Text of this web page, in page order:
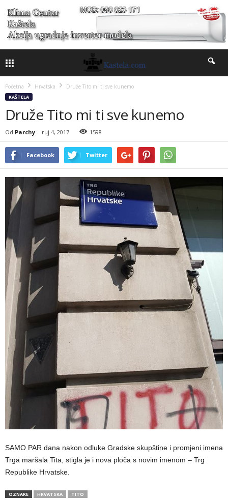
Početna Hrvatska Druže Tito mi ti sve kunemo
KAŠTELA
Druže Tito mi ti sve kunemo
Od Parchy - ruj 4, 2017 1598
Facebook Twitter
SAMO PAR dana nakon odluke Gradske skupštine i promjeni imena
Trga maršala Tita, stigla je i nova ploča s novim imenom – Trg
Republike Hrvatske.
OZNAKE HRVATSKA TITO